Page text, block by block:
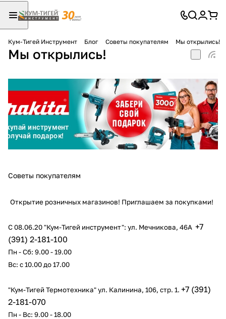
Кум-Тигей Инструмент Блог Советы покупателям Мы открылись!
Мы открылись!
Советы покупателям
Открытие розничных магазинов! Приглашаем за покупками!
С 08.06.20 "Кум-Тигей инструмент": ул. Мечникова, 46А +7
(391) 2-181-100
Пн - Сб: 9.00 - 19.00
Вс: с 10.00 до 17.00
"Кум-Тигей Термотехника" ул. Калинина, 106, стр. 1. +7 (391)
2-181-070
Пн - Вс: 9.00 - 18.00
Для клиентов всех банков
Разбейте
оплату на части
без переплат
Добавляйте товары
в корзину
Оплачивайте сегодня только
25